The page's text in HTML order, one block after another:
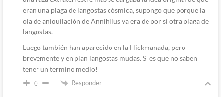
eran una plaga de langostas cósmica, supongo que porque la
ola de aniquilación de Annihilus ya era de por si otra plaga de
langostas.
Luego también han aparecido en la Hickmanada, pero
brevemente y en plan langostas mudas. Si es que no saben
tener un termino medio!
0 Responder